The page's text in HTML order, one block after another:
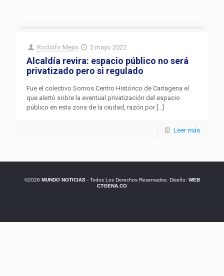
Rodolfo Mejia 2 mayo 2022
Alcaldía revira: espacio público no será
privatizado pero si regulado
Fue el colectivo Somos Centro Histórico de Cartagena el
que alertó sobre la eventual privatización del espacio
público en esta zona de la ciudad, razón por[…]
Leer más
©2026 MUNDO NOTICIAS- Todos Los Derechos Reservados. Diseño: WEB
CTGENA.CO